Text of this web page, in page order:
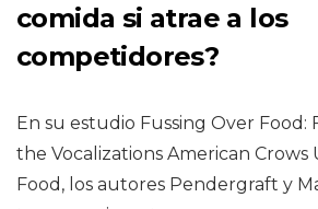
comida si atrae a los
competidores?
En su estudio Fussing Over Food:
the Vocalizations American
Food, los autores Pendergraft y